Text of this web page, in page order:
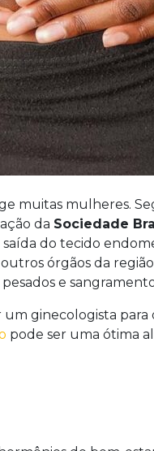
muitas mulheres.
da Sociedade
do tecido
órgãos da
​​e
ginecologista
pode ser uma ótima